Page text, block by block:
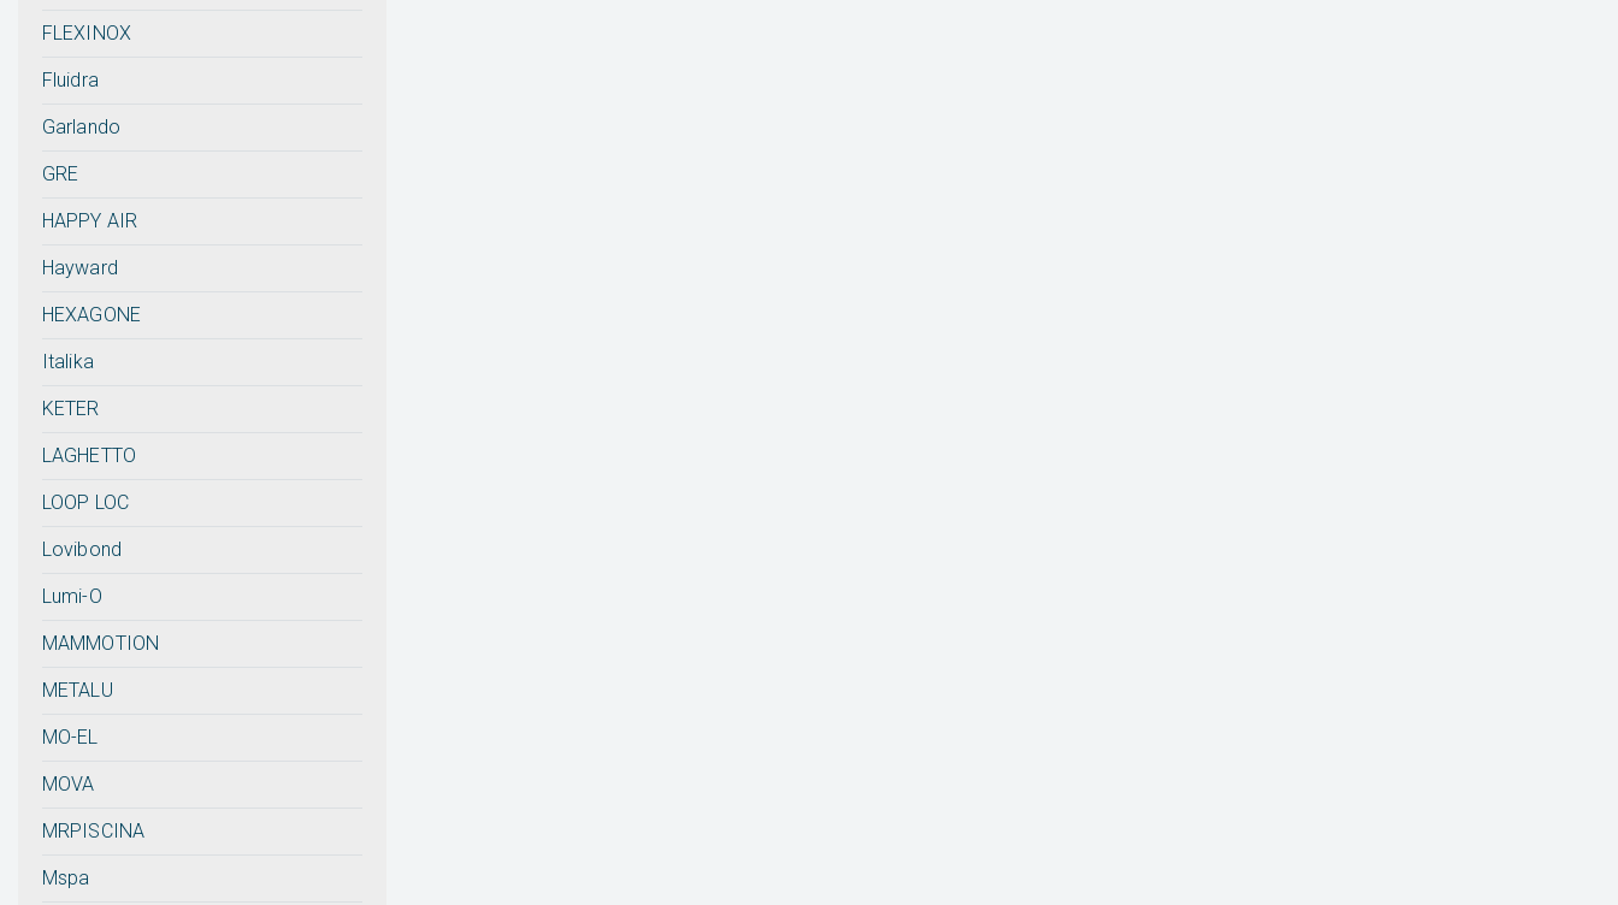
FLEXINOX
Fluidra
Garlando
GRE
HAPPY AIR
Hayward
HEXAGONE
Italika
KETER
LAGHETTO
LOOP LOC
Lovibond
Lumi-O
MAMMOTION
METALU
MO-EL
MOVA
MRPISCINA
Mspa